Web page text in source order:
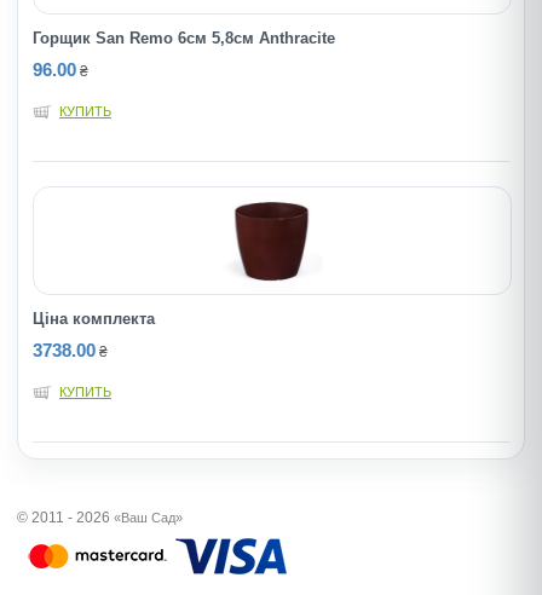
Горщик San Remo 6см 5,8см Anthracite
96.00 ₴
КУПИТЬ
Ціна комплекта
3738.00 ₴
КУПИТЬ
© 2011 - 2026 «Ваш Сад»